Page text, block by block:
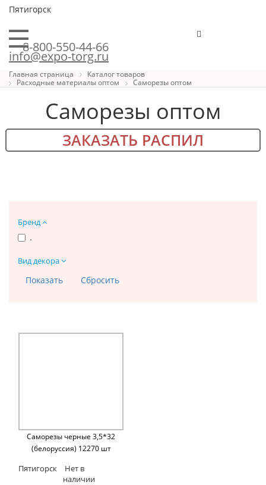
Пятигорск
8-800-550-44-66
info@expo-torg.ru
Главная страница
Каталог товаров
Расходные материалы оптом
Саморезы оптом
Саморезы оптом
ЗАКАЗАТЬ РАСПИЛ
Бренд
.
Вид декора
Саморезы черные 3,5*32
(белоруссия) 12270 шт
Пятигорск
Нет в
наличии